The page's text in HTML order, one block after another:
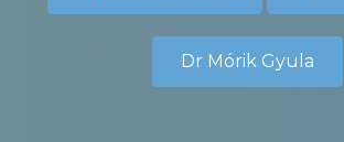
Dr Mórik Gyula